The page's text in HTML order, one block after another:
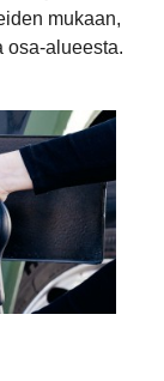
mukaan,
osa-alueesta.